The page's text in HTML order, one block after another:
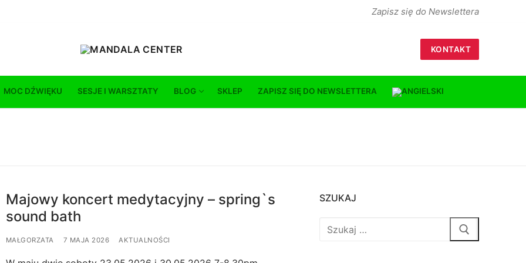
Zapisz się do Newslettera
KONTAKT
MOC DŹWIĘKU SESJE I WARSZTATY BLOG SKLEP ZAPISZ SIĘ DO NEWSLETTERA
Majowy koncert medytacyjny – spring`s
sound bath
MAŁGORZATA 7 MAJA 2026 AKTUALNOŚCI
SZUKAJ
Szukaj: